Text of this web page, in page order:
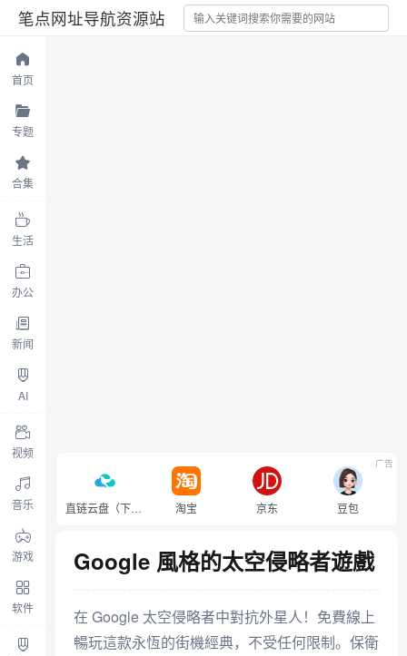
笔点网址导航资源站
首页
专题
合集
生活
办公
新闻
AI
视频
音乐
游戏
软件
直链云盘（下载不限速） 淘宝 京东 豆包
广告
Google 風格的太空侵略者遊戲
在 Google 太空侵略者中對抗外星人！免費線上
暢玩這款永恆的街機經典，不受任何限制。保衛